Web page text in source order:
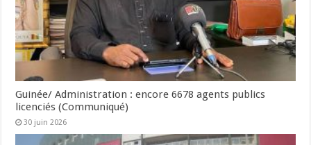
Guinée/ Administration : encore 6678 agents publics
licenciés (Communiqué)
30 juin 2026